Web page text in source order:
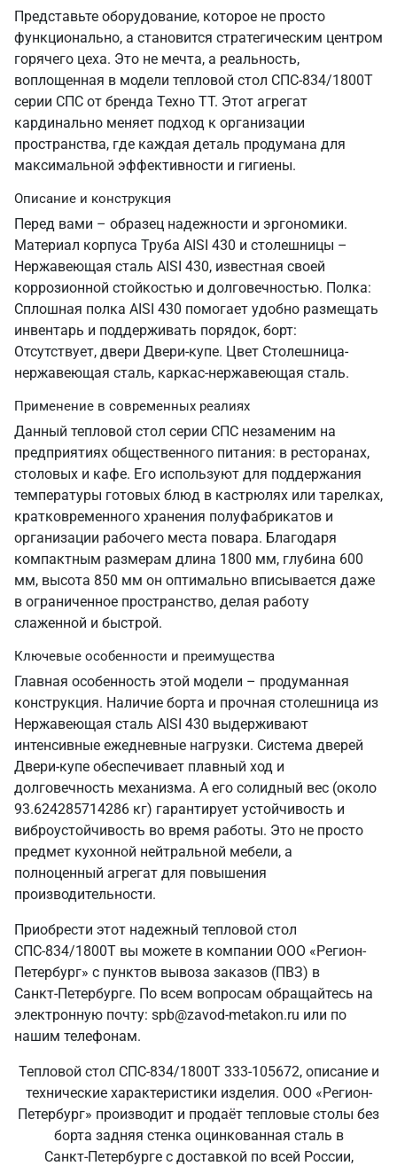
Представьте оборудование, которое не просто
функционально, а становится стратегическим центром
горячего цеха. Это не мечта, а реальность,
воплощенная в модели тепловой стол СПС-834/1800Т
серии СПС от бренда Техно ТТ. Этот агрегат
кардинально меняет подход к организации
пространства, где каждая деталь продумана для
максимальной эффективности и гигиены.
Описание и конструкция
Перед вами – образец надежности и эргономики.
Материал корпуса Труба AISI 430 и столешницы –
Нержавеющая сталь AISI 430, известная своей
коррозионной стойкостью и долговечностью. Полка:
Сплошная полка AISI 430 помогает удобно размещать
инвентарь и поддерживать порядок, борт:
Отсутствует, двери Двери-купе. Цвет Столешница-
нержавеющая сталь, каркас-нержавеющая сталь.
Применение в современных реалиях
Данный тепловой стол серии СПС незаменим на
предприятиях общественного питания: в ресторанах,
столовых и кафе. Его используют для поддержания
температуры готовых блюд в кастрюлях или тарелках,
кратковременного хранения полуфабрикатов и
организации рабочего места повара. Благодаря
компактным размерам длина 1800 мм, глубина 600
мм, высота 850 мм он оптимально вписывается даже
в ограниченное пространство, делая работу
слаженной и быстрой.
Ключевые особенности и преимущества
Главная особенность этой модели – продуманная
конструкция. Наличие борта и прочная столешница из
Нержавеющая сталь AISI 430 выдерживают
интенсивные ежедневные нагрузки. Система дверей
Двери-купе обеспечивает плавный ход и
долговечность механизма. А его солидный вес (около
93.624285714286 кг) гарантирует устойчивость и
виброустойчивость во время работы. Это не просто
предмет кухонной нейтральной мебели, а
полноценный агрегат для повышения
производительности.
Приобрести этот надежный тепловой стол
СПС-834/1800Т вы можете в компании ООО «Регион-
Петербург» с пунктов вывоза заказов (ПВЗ) в
Санкт‑Петербурге. По всем вопросам обращайтесь на
электронную почту: spb@zavod-metakon.ru или по
нашим телефонам.
Тепловой стол СПС-834/1800Т 333-105672, описание и
технические характеристики изделия. ООО «Регион-
Петербург» производит и продаёт тепловые столы без
борта задняя стенка оцинкованная сталь в
Санкт‑Петербурге с доставкой по всей России,